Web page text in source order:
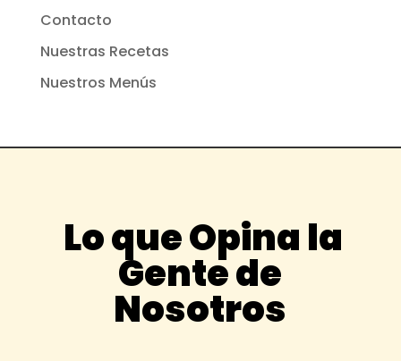
Contacto
Nuestras Recetas
Nuestros Menús
Lo que Opina la
Gente de
Nosotros